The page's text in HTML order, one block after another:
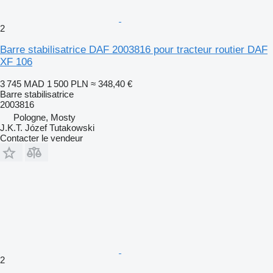
2
Barre stabilisatrice DAF 2003816 pour tracteur routier DAF
XF 106
3 745 MAD 1 500 PLN ≈ 348,40 €
Barre stabilisatrice
2003816
Pologne, Mosty
J.K.T. Józef Tutakowski
Contacter le vendeur
2